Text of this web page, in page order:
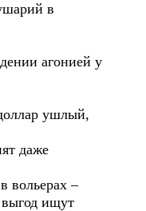
в
агонией у
ушлый,
даже
вольерах –
выгод ищут